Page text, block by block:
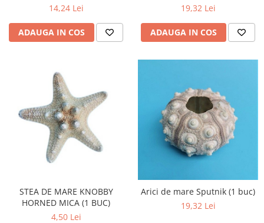
14,24 Lei
ADAUGA IN COS
19,32 Lei
ADAUGA IN COS
STEA DE MARE KNOBBY
HORNED MICA (1 BUC)
4,50 Lei
Arici de mare Sputnik (1 buc)
19,32 Lei